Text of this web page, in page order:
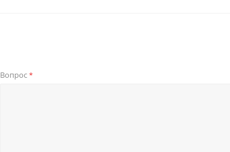
Вопрос*